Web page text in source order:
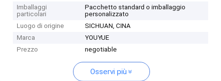
Imballaggi
particolari
Pacchetto standard o imballaggio
personalizzato
Luogo di origine
SICHUAN, CINA
Marca
YOUYUE
Prezzo
negotiable
Osservi più